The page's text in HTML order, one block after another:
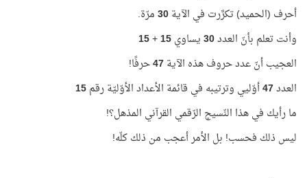
أحرف (الحميد) تكرَّرت في الآية30مرّة.
وأنت تعلم بأنّ العدد30يساوي15
+
15
العجيب أنّ عدد حروف هذه الآية47حرفًا!
العدد47أوّليي وترتيبه في قائمة الأعداد الأوّليّة رقم15
ما رأيك في هذا النّسيج الرّقمي القرآني المذهل؟!
ليس ذلك فحسب! بل الأمر أعجب من ذلك كلّه!